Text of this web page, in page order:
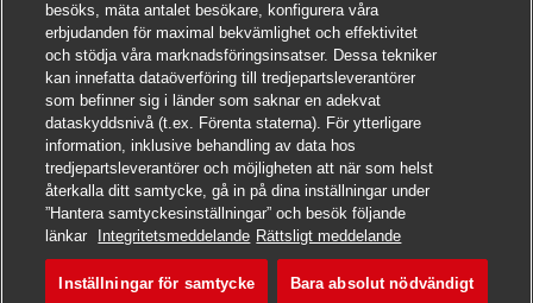
Sök det här jobbet
besöks, mäta antalet besökare, konfigurera våra
erbjudanden för maximal bekvämlighet och effektivitet
och stödja våra marknadsföringsinsatser. Dessa tekniker
kan innefatta dataöverföring till tredjepartsleverantörer
som befinner sig i länder som saknar en adekvat
dataskyddsnivå (t.ex. Förenta staterna). För ytterligare
information, inklusive behandling av data hos
tredjepartsleverantörer och möjligheten att när som helst
återkalla ditt samtycke, gå in på dina inställningar under
”Hantera samtyckesinställningar” och besök följande
länkar
Integritetsmeddelande Rättsligt meddelande
Inställningar för samtycke Bara absolut nödvändigt